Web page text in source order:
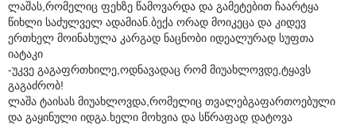
ლაშას,რომელიც ფეხზე წამოვარდა და გამეტებით ჩაარტყა
წიხლი საძულველ ადამიან.ბექა ორად მოიკეცა და კიდევ
ერთხელ მოინახულა კარგად ნაცნობი იდეალურად სუფთა
იატაკი
-უკვე გაგაფრთხილე,ოდნავადაც რომ მიუახლოვდე,ტყავს
გაგაძრობ!
ლაშა ტაისას მიუახლოვდა,რომელიც თვალებგაფართოებული
და გაყინული იდგა.ხელი მოხვია და სწრაფად დატოვა